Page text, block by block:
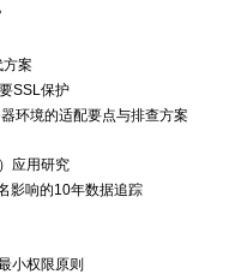
案
SSL保护
环境的适配要点与排查方案
应用研究
影响的10年数据追踪
小权限原则